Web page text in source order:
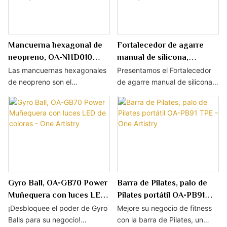
atienda a propietarios de
complemento perfecto para
su inventario.
diseño elegante, esta cuerda
Mancuerna hexagonal de
neopreno, OA-NHD010
Pesas de mano de 1 a 10 kg:
One Artistry
Las mancuernas hexagonales
de neopreno son el
compañero perfecto para
cualquiera que busque
mejorar su régimen de
entrenamiento de fuerza.
perfectas para tonificar los
músculos y mejorar el estado
físico general. Se pueden
utilizar en diversos programas
Fortalecedor de agarre
manual de silicona,
estirador de dedos OA-
HGS04 - One Artistry
Presentamos el Fortalecedor
de agarre manual de silicona:
la herramienta definitiva para
mejorar la fuerza, la
flexibilidad y la destreza de
las manos y los dedos. Este
cualquier persona que busque
mejorar la fuerza de su mano
y agarre. Elaborado con
silicona de alta calidad, este
Gyro Ball, OA-GB70 Power
Muñequera con luces LED
de colores - One Artistry
¡Desbloquee el poder de Gyro
Balls para su negocio!
Barra de Pilates, palo de
Pilates portátil OA-PB91
TPE - One Artistry
Mejore su negocio de fitness
con la barra de Pilates, un